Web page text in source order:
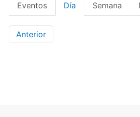
Eventos Día Semana
Anterior